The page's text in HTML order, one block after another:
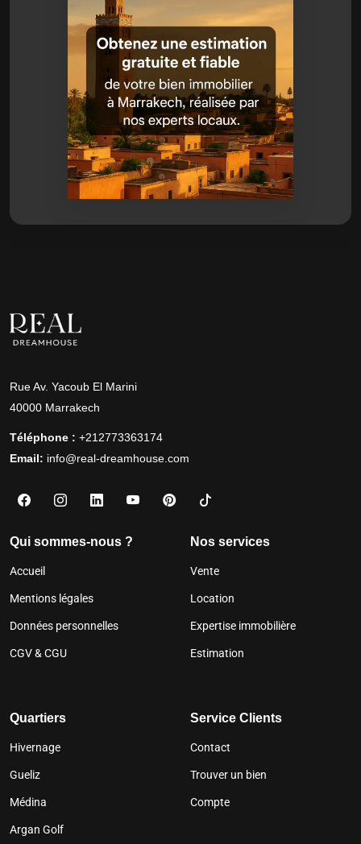
Rue Av. Yacoub El Marini
40000 Marrakech
Téléphone : +212773363174
Email: info@real-dreamhouse.com
Qui sommes-nous ?
Accueil
Mentions légales
Données personnelles
CGV & CGU
Nos services
Vente
Location
Expertise immobilière
Estimation
Quartiers
Hivernage
Gueliz
Médina
Argan Golf
Service Clients
Contact
Trouver un bien
Compte